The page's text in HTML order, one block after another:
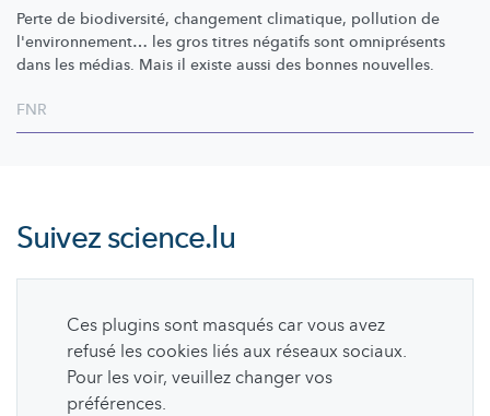
Perte de biodiversité, changement climatique, pollution de
l'environnement… les gros titres négatifs sont omniprésents
dans les médias. Mais il existe aussi des bonnes nouvelles.
FNR
Suivezscience.lu
Ces plugins sont masqués car vous avez
refusé les cookies liés aux réseaux sociaux.
Pour les voir, veuillez changer vos
préférences.